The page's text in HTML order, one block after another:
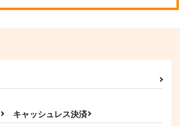
キャッシュレス決済